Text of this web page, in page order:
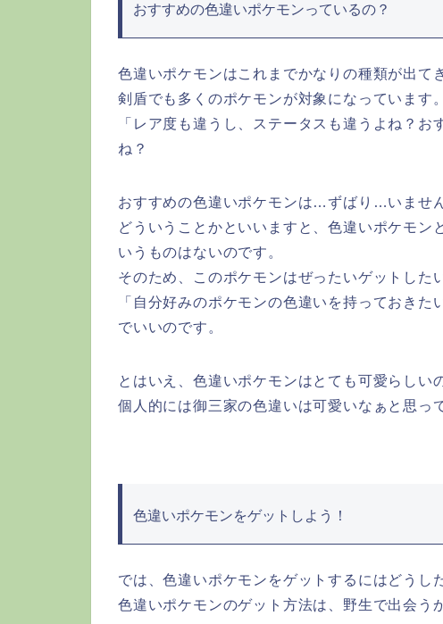
おすすめの色違いポケモンっているの？
色違いポケモンはこれまでかなりの種類が出て
剣盾でも多くのポケモンが対象になっています。
「レア度も違うし、ステータスも違うよね？
ね？
おすすめの色違いポケモンは…ずばり…いませ
どういうことかといいますと、色違いポケモン
いうものはないのです。
そのため、このポケモンはぜったいゲットした
「自分好みのポケモンの色違いを持っておき
でいいのです。
とはいえ、色違いポケモンはとても可愛らしい
個人的には御三家の色違いは可愛いなぁと思っ
色違いポケモンをゲットしよう！
では、色違いポケモンをゲットするにはどうし
色違いポケモンのゲット方法は、野生で出会う